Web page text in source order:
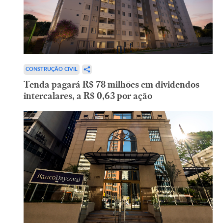
CONSTRUÇÃO CIVIL
Tenda pagará R$ 78 milhões em dividendos
intercalares, a R$ 0,63 por ação